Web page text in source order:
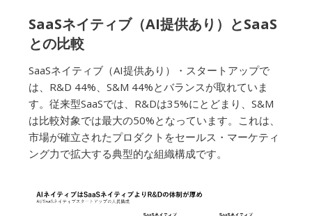
SaaSネイティブ（AI提供あり）とSaaS
との比較
SaaSネイティブ（AI提供あり）・スタートアップで
は、R&D 44%、S&M 44%とバランスが取れていま
す。従来型SaaSでは、R&Dは35%にとどまり、S&M
は比較対象では最大の50%となっています。これは、
市場が確立されたプロダクトをセールス・マーケティ
ング力で拡大する典型的な組織構成です。